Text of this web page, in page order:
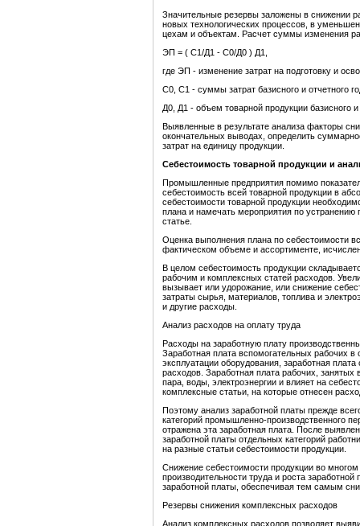
Значительные резервы заложены в снижении
новых технологических процессов, в
цехам и объектам. Расчет суммы изменения
ЭП = ( С1/Д1 - С0/Д0 ) Д1,
где ЭП - изменение затрат на подготовку и
С0, С1 - суммы затрат базисного и отчетного
Д0, Д1 - объем товарной продукции базисного и
Выявленные в результате анализа факторы
окончательных выводах, определить
затрат на единицу продукции.
Себестоимость товарной продукции и
Промышленные предприятия помимо
себестоимость всей товарной продукции в
себестоимости товарной продукции
плана и намечать мероприятия по
статье.
Оценка выполнения плана по себестоимости
фактическом объеме и ассортименте,
В целом себестоимость продукции
рабочим и комплексных статей расходов.
вызывает или удорожание, или снижение
затраты сырья, материалов, топлива и
и другие расходы.
Анализ расходов на оплату труда
Расходы на заработную плату
Заработная плата вспомогательных рабочих
эксплуатации оборудования, заработная
расходов. Заработная плата рабочих,
пара, воды, электроэнергии и влияет на
комплексные статьи, на которые отнесен
Поэтому анализ заработной платы прежде
категорий промышленно-производственного
отражена эта заработная плата. После
заработной платы отдельных категорий
на разные статьи себестоимости продукции.
Снижение себестоимости продукции во
производительности труда и роста
заработной платы, обеспечивая тем самым
Резервы снижения комплексных расходов
Анализ комплексных расходов позволяет